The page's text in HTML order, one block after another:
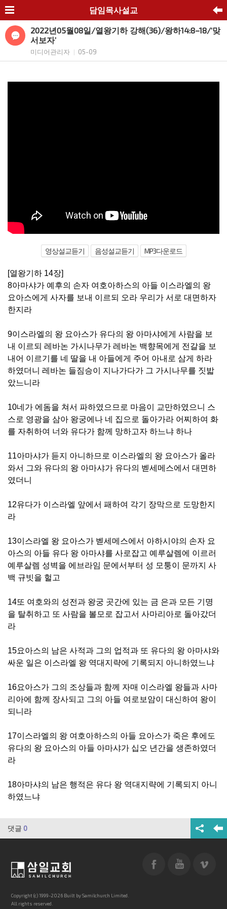
담임목사설교
2022년05월08일/열왕기하 강해(36)/왕하14:8–18/‘맞
서보자’
미디어관리자 05-09
영상설교듣기 음성설교듣기 MP3다운로드
[열왕기하 14장]
8아마샤가 예후의 손자 여호아하스의 아들 이스라엘의 왕
요아스에게 사자를 보내 이르되 오라 우리가 서로 대면하자
한지라
9이스라엘의 왕 요아스가 유다의 왕 아마샤에게 사람을 보
내 이르되 레바논 가시나무가 레바논 백향목에게 전갈을 보
내어 이르기를 네 딸을 내 아들에게 주어 아내로 삼게 하라
하였더니 레바논 들짐승이 지나가다가 그 가시나무를 짓밟
았느니라
10네가 에돔을 쳐서 파하였으므로 마음이 교만하였으니 스
스로 영광을 삼아 왕궁에나 네 집으로 돌아가라 어찌하여 화
를 자취하여 너와 유다가 함께 망하고자 하느냐 하나
11아마샤가 듣지 아니하므로 이스라엘의 왕 요아스가 올라
와서 그와 유다의 왕 아마샤가 유다의 벧세메스에서 대면하
였더니
12유다가 이스라엘 앞에서 패하여 각기 장막으로 도망한지
라
13이스라엘 왕 요아스가 벧세메스에서 아하시야의 손자 요
아스의 아들 유다 왕 아마샤를 사로잡고 예루살렘에 이르러
예루살렘 성벽을 에브라임 문에서부터 성 모퉁이 문까지 사
백 규빗을 헐고
14또 여호와의 성전과 왕궁 곳간에 있는 금 은과 모든 기명
을 탈취하고 또 사람을 볼모로 잡고서 사마리아로 돌아갔더
라
15요아스의 남은 사적과 그의 업적과 또 유다의 왕 아마샤와
싸운 일은 이스라엘 왕 역대지략에 기록되지 아니하였느냐
16요아스가 그의 조상들과 함께 자매 이스라엘 왕들과 사마
리아에 함께 장사되고 그의 아들 여로보암이 대신하여 왕이
되니라
17이스라엘의 왕 여호아하스의 아들 요아스가 죽은 후에도
유다의 왕 요아스의 아들 아마샤가 십오 년간을 생존하였더
라
18아마샤의 남은 행적은 유다 왕 역대지략에 기록되지 아니
하였느냐
댓글 0
Copyright (c) 1999-2026 Built by Samilchurch Limited.
All rights reserved.